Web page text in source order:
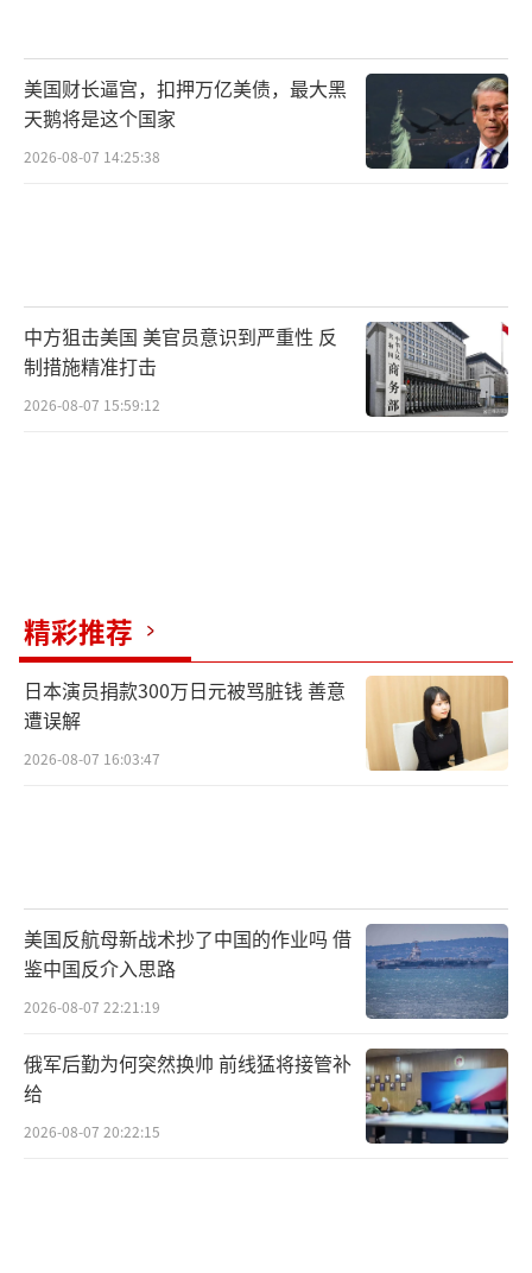
美国财长逼宫，扣押万亿美债，最大黑
天鹅将是这个国家
2026-08-07 14:25:38
中方狙击美国 美官员意识到严重性 反
制措施精准打击
2026-08-07 15:59:12
精彩推荐
日本演员捐款300万日元被骂脏钱 善意
遭误解
2026-08-07 16:03:47
美国反航母新战术抄了中国的作业吗 借
鉴中国反介入思路
2026-08-07 22:21:19
俄军后勤为何突然换帅 前线猛将接管补
给
2026-08-07 20:22:15